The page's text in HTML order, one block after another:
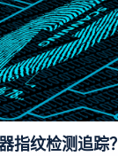
指纹检测追踪？